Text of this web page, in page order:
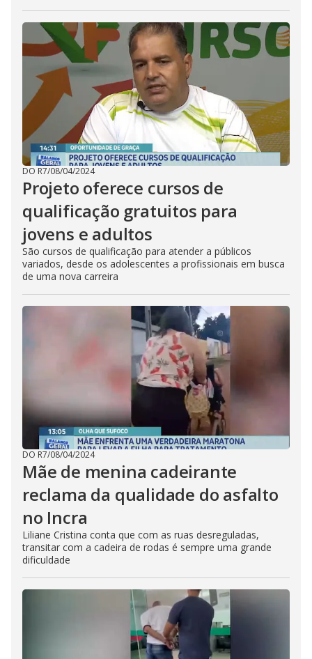
DO R7/08/04/2024
Projeto oferece cursos de
qualificação gratuitos para
jovens e adultos
São cursos de qualificação para atender a públicos
variados, desde os adolescentes a profissionais em busca
de uma nova carreira
DO R7/08/04/2024
Mãe de menina cadeirante
reclama da qualidade do asfalto
no Incra
Liliane Cristina conta que com as ruas desreguladas,
transitar com a cadeira de rodas é sempre uma grande
dificuldade